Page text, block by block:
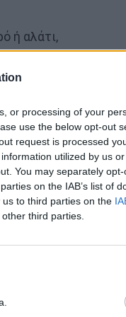
or processing of your
use the below opt-out
request is processed
utilized by us
You may separately
on the IAB’s list of
to third parties on the
third parties.
ή αλάτι,
ή να